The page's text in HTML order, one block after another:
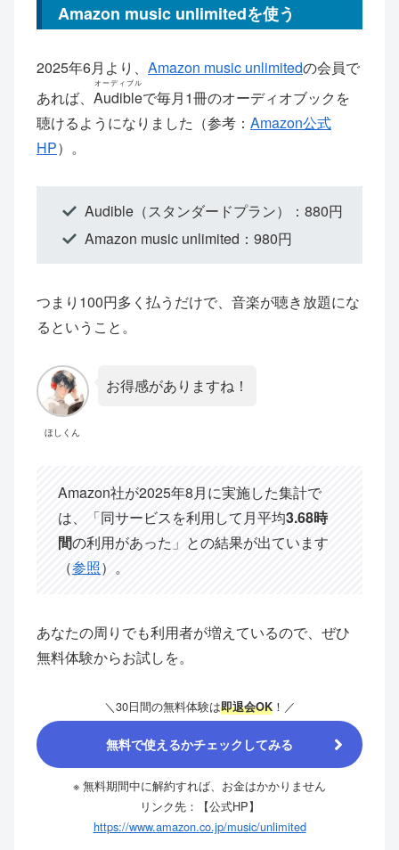
Amazon music unlimitedを使う
2025年6月より、 Amazon music unlimitedの会員で
あれば、 Audible
オーディブル
で毎月1冊のオーディオブックを
聴けるようになりました（参考： Amazon公式
HP）。
Audible（スタンダードプラン）：880円
Amazon music unlimited：980円
つまり100円多く払うだけで、音楽が聴き放題にな
るということ。
ほしくん
お得感がありますね！
Amazon社が2025年8月に実施した集計で
は、「同サービスを利用して月平均3.68時
間の利用があった」との結果が出ています
（参照）。
あなたの周りでも利用者が増えているので、ぜひ
無料体験からお試しを。
＼30日間の無料体験は即退会OK！／
無料で使えるかチェックしてみる
※ 無料期間中に解約すれば、お金はかかりません
リンク先：【公式HP】
https://www.amazon.co.jp/music/unlimited